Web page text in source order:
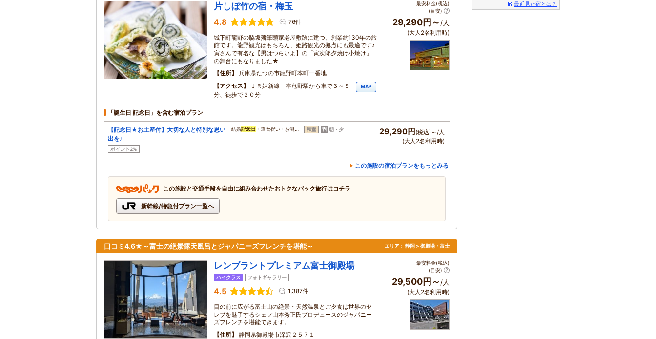
片しぼ竹の宿・梅玉
4.8 76件
城下町龍野の脇坂藩筆頭家老屋敷跡に建つ、創業約130年の旅
館です。龍野観光はもちろん、姫路観光の拠点にも最適です♪
寅さんで有名な【男はつらいよ】の「寅次郎夕焼け小焼け」
の舞台にもなりました★
住所
兵庫県たつの市龍野町本町一番地
アクセス
ＪＲ姫新線 本竜野駅から車で３～５
分、徒歩で２０分
MAP
最安料金(税込)
(目安)
29,290円～ /人
(大人2名利用時)
「誕生日 記念日」を含む宿泊プラン
【記念日★お土産付】大切な人と特別な思い
出を♪
ポイント2%
結婚記念日 ・還暦祝い・お誕… 和室 朝・夕 29,290円 (税込)～/人
(大人2名利用時)
この施設の宿泊プランをもっとみる
この施設と交通手段を自由に組み合わせたおトクなパック旅行はコチラ
新幹線/特急付プラン一覧へ
口コミ4.6★～富士の絶景露天風呂とジャパニーズフレンチを堪能～ エリア： 静岡 > 御殿場・富士
レンブラントプレミアム富士御殿場
ハイクラス フォトギャラリー
4.5 1,387件
目の前に広がる富士山の絶景・天然温泉とご夕食は世界のセ
レブを魅了するシェフ山本秀正氏プロデュースのジャパニー
ズフレンチを堪能できます。
住所
静岡県御殿場市深沢２５７１
最安料金(税込)
(目安)
29,500円～ /人
(大人2名利用時)
最近見た宿とは？